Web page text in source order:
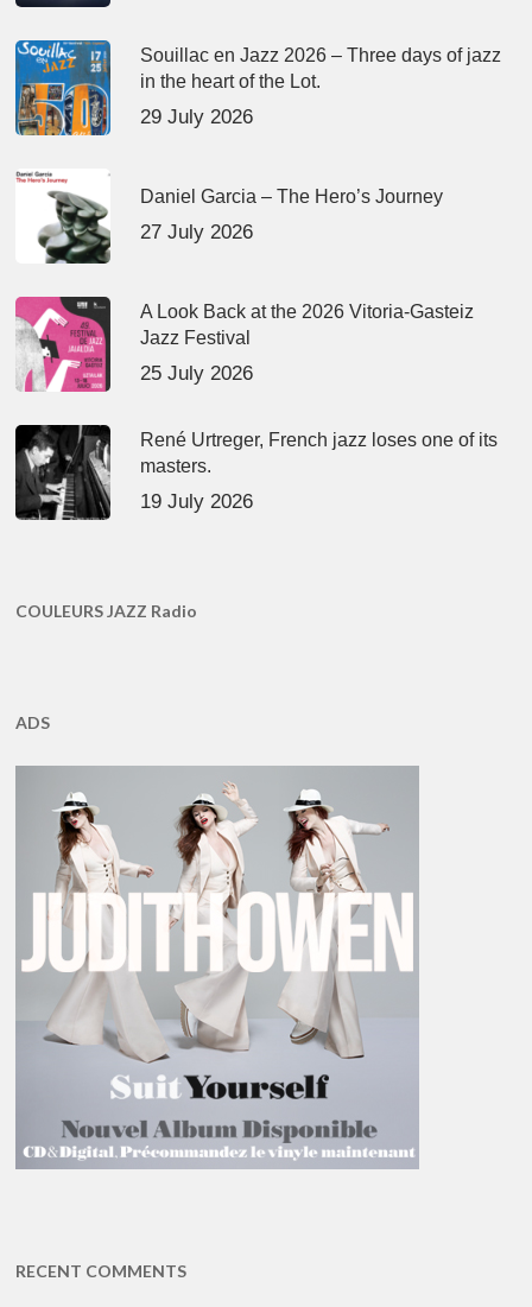
Souillac en Jazz 2026 – Three days of jazz
in the heart of the Lot.
29 July 2026
Daniel Garcia – The Hero’s Journey
27 July 2026
A Look Back at the 2026 Vitoria-Gasteiz
Jazz Festival
25 July 2026
René Urtreger, French jazz loses one of its
masters.
19 July 2026
COULEURS JAZZ Radio
ADS
RECENT COMMENTS